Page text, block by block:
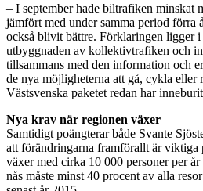
– I september hade biltrafiken minskat
jämfört med under samma period förra
också blivit bättre. Förklaringen ligger i
utbyggnaden av kollektivtrafiken och
tillsammans med den information och
de nya möjligheterna att gå, cykla eller
Västsvenska paketet redan har
Nya krav när regionen växer
Samtidigt poängterar både Svante
att förändringarna framförallt är viktiga
växer med cirka 10 000 personer per
nås måste minst 40 procent av alla